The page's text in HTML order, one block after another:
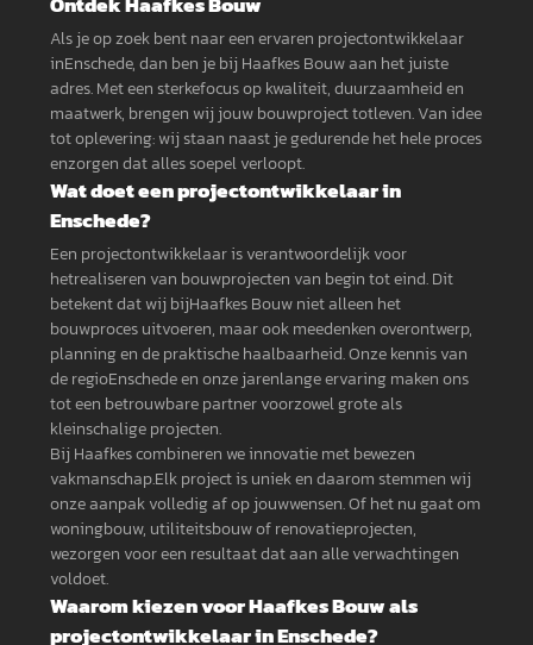
Als je op zoek bent naar een ervaren projectontwikkelaar
inEnschede, dan ben je bij Haafkes Bouw aan het juiste
adres. Met een sterkefocus op kwaliteit, duurzaamheid en
maatwerk, brengen wij jouw bouwproject totleven. Van idee
tot oplevering: wij staan naast je gedurende het hele proces
enzorgen dat alles soepel verloopt.
Wat doet een projectontwikkelaar in
Enschede?
Een projectontwikkelaar is verantwoordelijk voor
hetrealiseren van bouwprojecten van begin tot eind. Dit
betekent dat wij bijHaafkes Bouw niet alleen het
bouwproces uitvoeren, maar ook meedenken overontwerp,
planning en de praktische haalbaarheid. Onze kennis van
de regioEnschede en onze jarenlange ervaring maken ons
tot een betrouwbare partner voorzowel grote als
kleinschalige projecten.
Bij Haafkes combineren we innovatie met bewezen
vakmanschap.Elk project is uniek en daarom stemmen wij
onze aanpak volledig af op jouwwensen. Of het nu gaat om
woningbouw, utiliteitsbouw of renovatieprojecten,
wezorgen voor een resultaat dat aan alle verwachtingen
voldoet.
Waarom kiezen voor Haafkes Bouw als
projectontwikkelaar in Enschede?